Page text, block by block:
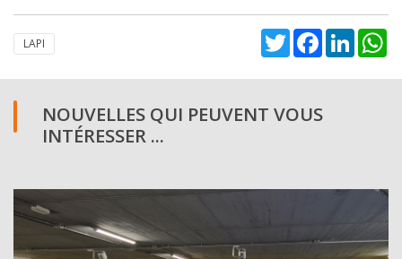
LAPI TwitterFacebook
NOUVELLES QUI PEUVENT VOUS
INTÉRESSER ...